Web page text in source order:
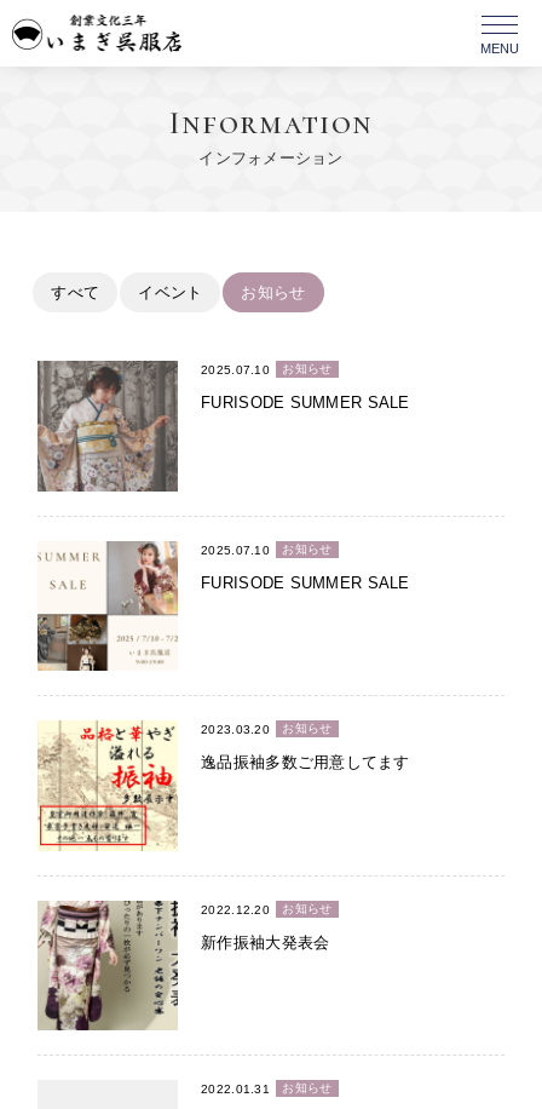
Information
インフォメーション
すべて イベント お知らせ
2025.07.10 お知らせ
FURISODE SUMMER SALE
2025.07.10 お知らせ
FURISODE SUMMER SALE
2023.03.20 お知らせ
逸品振袖多数ご用意してます
2022.12.20 お知らせ
新作振袖大発表会
2022.01.31 お知らせ